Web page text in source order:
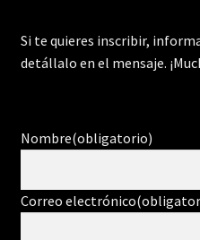
Si te quieres inscribir,
detállalo en el mensaje.
Nombre(obligatorio)
Correo electrónico